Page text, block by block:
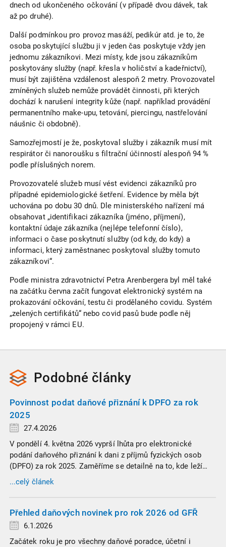
dnech od ukončeného očkování (v případě dvou dávek, tak
až po druhé).
Další podmínkou pro provoz masáží, pedikúr atd. je to, že
osoba poskytující službu ji v jeden čas poskytuje vždy jen
jednomu zákazníkovi. Mezi místy, kde jsou zákazníkům
poskytovány služby (např. křesla v holičství a kadeřnictví),
musí být zajištěna vzdálenost alespoň 2 metry. Provozovatel
zmíněných služeb nemůže provádět činnosti, při kterých
dochází k narušení integrity kůže (např. například provádění
permanentního make-upu, tetování, piercingu, nastřelování
náušnic či obdobně).
Samozřejmostí je že, poskytoval služby i zákazník musí mít
respirátor či nanoroušku s filtrační účinností alespoň 94 %
podle příslušných norem.
Provozovatelé služeb musí vést evidenci zákazníků pro
případné epidemiologické šetření. Evidence by měla být
uchována po dobu 30 dnů. Dle ministerského nařízení má
obsahovat „identifikaci zákazníka (jméno, příjmení),
kontaktní údaje zákazníka (nejlépe telefonní číslo),
informaci o čase poskytnutí služby (od kdy, do kdy) a
informaci, který zaměstnanec poskytoval služby tomuto
zákazníkovi“.
Podle ministra zdravotnictví Petra Arenbergera byl měl také
na začátku června začít fungovat elektronický systém na
prokazování očkování, testu či prodělaného covidu. Systém
„zelených certifikátů“ nebo covid pasů bude podle něj
propojený v rámci EU.
Podobné články
Povinnost podat daňové přiznání k DPFO za rok
2025
27.4.2026
V pondělí 4. května 2026 vyprší lhůta pro elektronické
podání daňového přiznání k dani z příjmů fyzických osob
(DPFO) za rok 2025. Zaměříme se detailně na to, kde leží
hranice povinnosti přiznání podat, jaké jsou nejčastější
chytáky v soubězích příjmů a na co si dát v roce 2026
...celý článek
Přehled daňových novinek pro rok 2026 od GFŘ
6.1.2026
Začátek roku je pro všechny daňové poradce, účetní i